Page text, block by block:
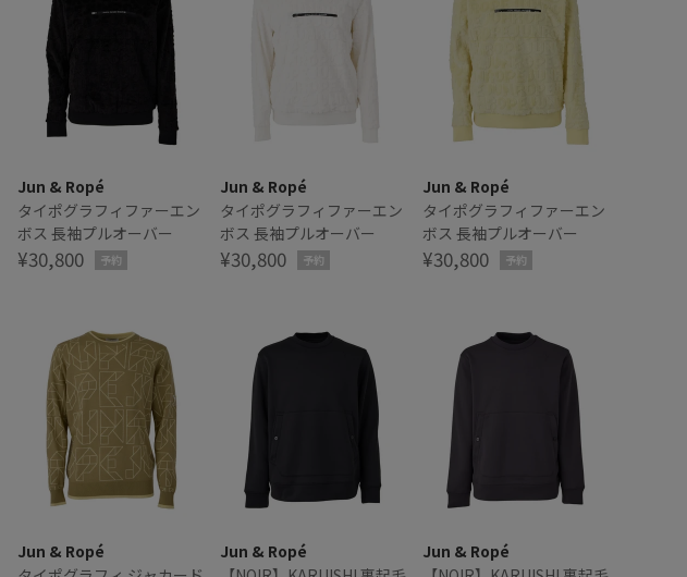
Jun & Ropé
タイポグラフィファーエン
ボス 長袖プルオーバー
¥30,800 予約
Jun & Ropé
タイポグラフィファーエン
ボス 長袖プルオーバー
¥30,800 予約
Jun & Ropé
タイポグラフィファーエン
ボス 長袖プルオーバー
¥30,800 予約
Jun & Ropé
Jun & Ropé
Jun & Ropé